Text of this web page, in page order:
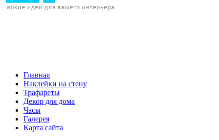
Главная
Наклейки на стену
Трафареты
Декор для дома
Часы
Галерея
Карта сайта